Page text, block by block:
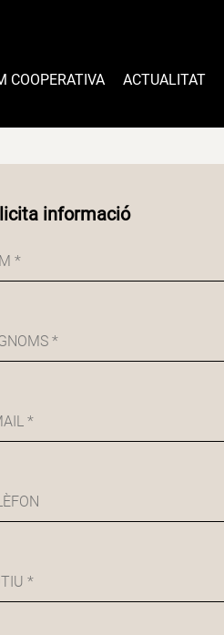
COOPERATIVA ACTUALITAT
informació